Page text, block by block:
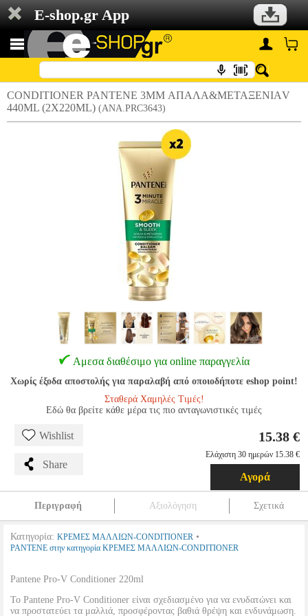
E-shop.gr App
CONDITIONER PANTENE 3MM ΑΠΑΛΑ&ΜΕΤΑΞΕΝΙΑV
440ML (2X220ML) (ANA.PRC3643)
Αμεσα διαθέσιμο για online παραγγελία
Χωρίς έξοδα αποστολής για παραλαβή από οποιοδήποτε eshop point!
Σταθερά Χαμηλές Τιμές!
Εδώ θα βρείτε κάθε μέρα τις πιο ανταγωνιστικές τιμές
Wishlist
Share
15.38 €
Ελάχιστη 30 ημερών 15.38 €
Αγορά
Περιγραφή Αξιολόγηση Σχετικά
Κατηγορία: ΚΡΕΜΕΣ ΜΑΛΛΙΩΝ-CONDITIONER •
PANTENE στην κατηγορία ΚΡΕΜΕΣ ΜΑΛΛΙΩΝ-CONDITIONER
Pantene Pro-V Conditioner 220ml
Το Pantene Pro-V Conditioner είναι σχεδιασμένο για να ενυδατώνει και
να προστατεύει τα μαλλιά, προσφέροντας βαθιά θρέψη και ενδυνάμωση.